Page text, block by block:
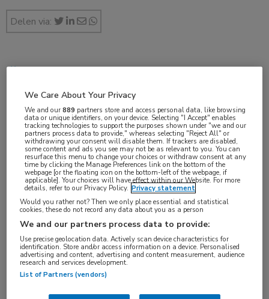
Delen via:
Vakgebieden:
Reumatologie
Aandachtsgebieden:
Arthritis psoriatica,Reumatoïde artritis
Tags:
biologicals ,inflammatie ,methotrexaat
We Care About Your Privacy
We and our889 partners store and access personal data, like browsing
data or unique identifiers, on your device. Selecting "I Accept" enables
tracking technologies to support the purposes shown under "we and our
partners process data to provide," whereas selecting "Reject All" or
withdrawing your consent will disable them. If trackers are disabled,
some content and ads you see may not be as relevant to you. You can
resurface this menu to change your choices or withdraw consent at any
time by clicking the Manage Preferences link on the bottom of the
webpage [or the floating icon on the bottom-left of the webpage, if
applicable]. Your choices will have effect within our Website. For more
details, refer to our Privacy Policy. Privacy statement
Would you rather not? Then we only place essential and statistical
cookies, these do not record any data about you as a person
We and our partners process data to provide:
Use precise geolocation data. Actively scan device characteristics for
identification. Store and/or access information on a device. Personalised
advertising and content, advertising and content measurement, audience
research and services development.
List of Partners (vendors)